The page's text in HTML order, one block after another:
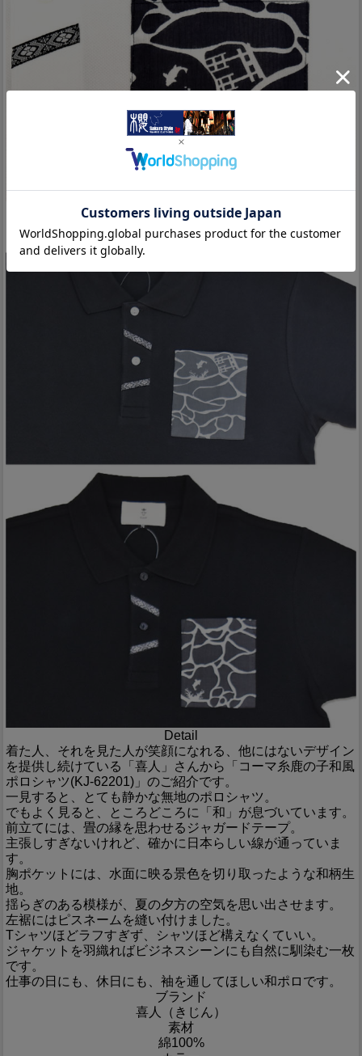
Detail
着た人、それを見た人が笑顔になれる、他にはないデザイン
を提供し続けている「喜人」さんから「コーマ糸鹿の子和風
ポロシャツ(KJ-62201)」のご紹介です。
一見すると、とても静かな無地のポロシャツ。
でもよく見ると、ところどころに「和」が息づいています。
前立てには、畳の縁を思わせるジャガードテープ。
主張しすぎないけれど、確かに日本らしい線が通っていま
す。
胸ポケットには、水面に映る景色を切り取ったような和柄生
地。
揺らぎのある模様が、夏の夕方の空気を思い出させます。
左裾にはピスネームを縫い付けました。
Tシャツほどラフすぎず、シャツほど構えなくていい。
ジャケットを羽織ればビジネスシーンにも自然に馴染む一枚
です。
仕事の日にも、休日にも、袖を通してほしい和ポロです。
ブランド
喜人（きじん）
素材
綿100%